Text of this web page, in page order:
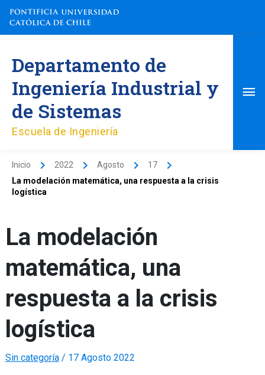
contenido
Departamento de
Ingeniería Industrial y
de Sistemas
Escuela de Ingeniería
Inicio 2022 Agosto
17
La modelación matemática, una respuesta a la crisis
logística
La modelación
matemática, una
respuesta a la crisis
logística
Sin categoría/ 17 Agosto 2022